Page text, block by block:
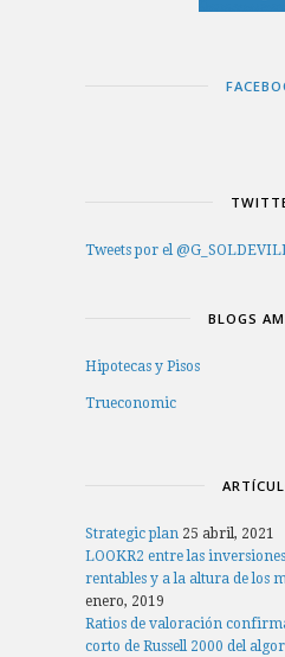
Tweets por el
BLOGS
Hipotecas y Pisos
Trueconomic
Strategic plan 25 abril, 2021
LOOKR2 entre las
rentables y a la altura de los
enero, 2019
Ratios de valoración
corto de Russell 2000 del